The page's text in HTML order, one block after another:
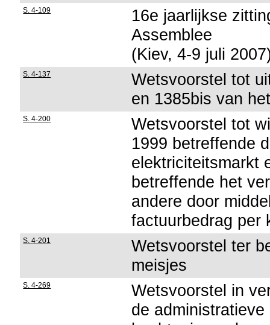
S. 4-109
16e jaarlijkse
Assemblee
(Kiev, 4-9 juli
S. 4-137
Wetsvoorstel tot
en 1385bis van
S. 4-200
Wetsvoorstel tot
1999 betreffende
elektriciteitsmarkt
betreffende het
andere door
factuurbedrag per
S. 4-201
Wetsvoorstel ter
meisjes
S. 4-269
Wetsvoorstel in
de